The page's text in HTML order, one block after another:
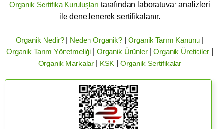
Organik Sertifika Kuruluşları tarafından laboratuvar analizleri
ile denetlenerek sertifikalanır.
Organik Nedir?| Neden Organik?| Organik Tarım Kanunu|
Organik Tarım Yönetmeliği| Organik Ürünler| Organik Üreticiler|
Organik Markalar| KSK Organik Sertifikalar